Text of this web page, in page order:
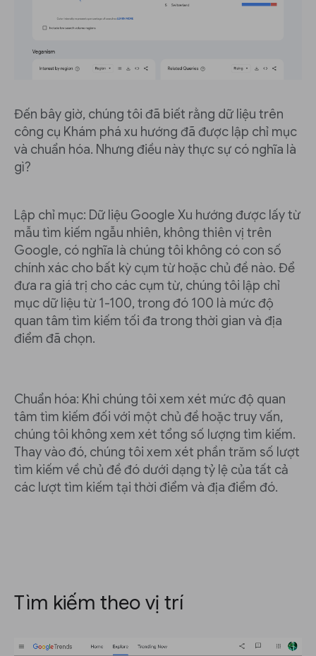
Đến bây giờ, chúng tôi đã biết rằng dữ liệu trên
công cụ Khám phá xu hướng đã được lập chỉ mục
và chuẩn hóa. Nhưng điều này thực sự có nghĩa là
gì?
Lập chỉ mục: Dữ liệu Google Xu hướng được lấy từ
mẫu tìm kiếm ngẫu nhiên, không thiên vị trên
Google, có nghĩa là chúng tôi không có con số
chính xác cho bất kỳ cụm từ hoặc chủ đề nào. Để
đưa ra giá trị cho các cụm từ, chúng tôi lập chỉ
mục dữ liệu từ 1-100, trong đó 100 là mức độ
quan tâm tìm kiếm tối đa trong thời gian và địa
điểm đã chọn.
Chuẩn hóa: Khi chúng tôi xem xét mức độ quan
tâm tìm kiếm đối với một chủ đề hoặc truy vấn,
chúng tôi không xem xét tổng số lượng tìm kiếm.
Thay vào đó, chúng tôi xem xét phần trăm số lượt
tìm kiếm về chủ đề đó dưới dạng tỷ lệ của tất cả
các lượt tìm kiếm tại thời điểm và địa điểm đó.
Tìm kiếm theo vị trí